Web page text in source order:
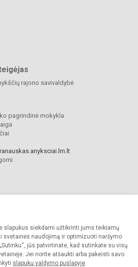
slapukus siekdami užtikrinti jums teikiamų
svetainės naudojimą ir optimizuoti naršymo
jūs patvirtinate, kad sutinkate su visų
Jei norite atšaukti arba pakeisti savo
slapukų valdymo puslapyje.
rajono savivaldybė
pagrindinė mokykla
mokyklos administracijos sutikimo griežtai
draudžiama.
paraiška Slapukų valdymas